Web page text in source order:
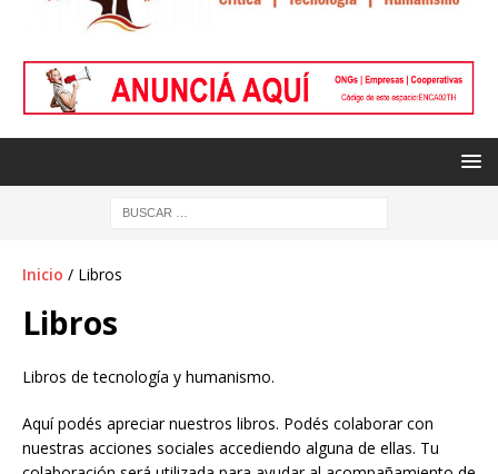
Inicio / Libros
Libros
Libros de tecnología y humanismo.
Aquí podés apreciar nuestros libros. Podés colaborar con
nuestras acciones sociales accediendo alguna de ellas. Tu